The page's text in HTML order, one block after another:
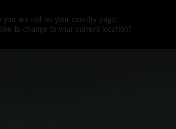
you are not on your country page.
to change to your current location?